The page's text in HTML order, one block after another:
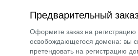
Предварительный
Оформите заказ на регистрацию
освобождающегося домена: вы
претендовать на регистрацию